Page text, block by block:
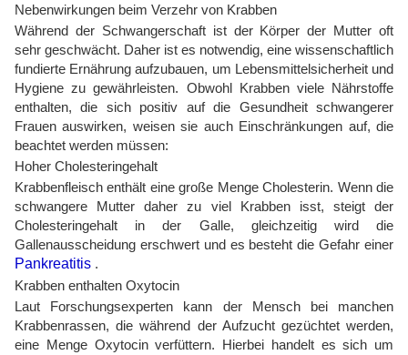
Nebenwirkungen beim Verzehr von Krabben
Während der Schwangerschaft ist der Körper der Mutter oft
sehr geschwächt. Daher ist es notwendig, eine wissenschaftlich
fundierte Ernährung aufzubauen, um Lebensmittelsicherheit und
Hygiene zu gewährleisten. Obwohl Krabben viele Nährstoffe
enthalten, die sich positiv auf die Gesundheit schwangerer
Frauen auswirken, weisen sie auch Einschränkungen auf, die
beachtet werden müssen:
Hoher Cholesteringehalt
Krabbenfleisch enthält eine große Menge Cholesterin. Wenn die
schwangere Mutter daher zu viel Krabben isst, steigt der
Cholesteringehalt in der Galle, gleichzeitig wird die
Gallenausscheidung erschwert und es besteht die Gefahr einer
Pankreatitis .
Krabben enthalten Oxytocin
Laut Forschungsexperten kann der Mensch bei manchen
Krabbenrassen, die während der Aufzucht gezüchtet werden,
eine Menge Oxytocin verfüttern. Hierbei handelt es sich um